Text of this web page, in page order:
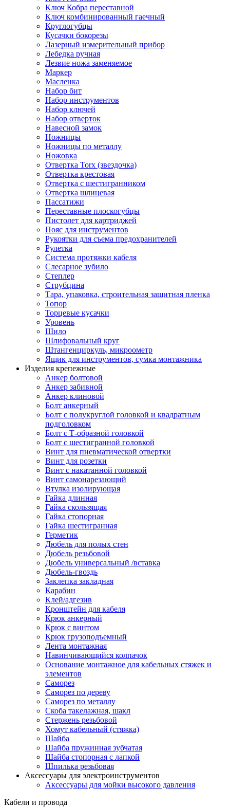
Ключ Кобра переставной
Ключ комбинированный гаечный
Круглогубцы
Кусачки бокорезы
Лазерный измерительный прибор
Лебедка ручная
Лезвие ножа заменяемое
Маркер
Масленка
Набор бит
Набор инструментов
Набор ключей
Набор отверток
Навесной замок
Ножницы
Ножницы по металлу
Ножовка
Отвертка Torx (звездочка)
Отвертка крестовая
Отвертка с шестигранником
Отвертка шлицевая
Пассатижи
Переставные плоскогубцы
Пистолет для картриджей
Пояс для инструментов
Рукоятки для съема предохранителей
Рулетка
Система протяжки кабеля
Слесарное зубило
Степлер
Струбцина
Тара, упаковка, строительная защитная пленка
Топор
Торцевые кусачки
Уровень
Шило
Шлифовальный круг
Штангенциркуль, микроометр
Ящик для инструментов, сумка монтажника
Изделия крепежные
Анкер болтовой
Анкер забивной
Анкер клиновой
Болт анкерный
Болт с полукруглой головкой и квадратным
подголовком
Болт с Т-образной головкой
Болт с шестигранной головкой
Винт для пневматической отвертки
Винт для розетки
Винт с накатанной головкой
Винт самонарезающий
Втулка изолирующая
Гайка длинная
Гайка скользящая
Гайка стопорная
Гайка шестигранная
Герметик
Дюбель для полых стен
Дюбель резьбовой
Дюбель универсальный /вставка
Дюбель-гвоздь
Заклепка закладная
Карабин
Клей/адгезив
Кронштейн для кабеля
Крюк анкерный
Крюк с винтом
Крюк грузоподъемный
Лента монтажная
Навинчивающийся колпачок
Основание монтажное для кабельных стяжек и
элементов
Саморез
Саморез по дереву
Саморез по металлу
Скоба такелажная, шакл
Стержень резьбовой
Хомут кабельный (стяжка)
Шайба
Шайба пружинная зубчатая
Шайба стопорная с лапкой
Шпилька резьбовая
Аксессуары для электроинструментов
Аксессуары для мойки высокого давления
Кабели и провода